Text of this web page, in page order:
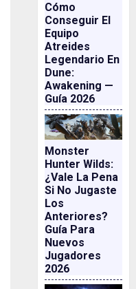
Cómo
Conseguir El
Equipo
Atreides
Legendario En
Dune:
Awakening —
Guía 2026
Monster
Hunter Wilds:
¿vale La Pena
Si No Jugaste
Los
Anteriores?
Guía Para
Nuevos
Jugadores
2026